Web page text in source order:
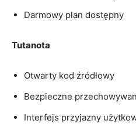
Darmowy plan dostępny
Tutanota
Otwarty kod źródłowy
Bezpieczne
Interfejs przyjazny